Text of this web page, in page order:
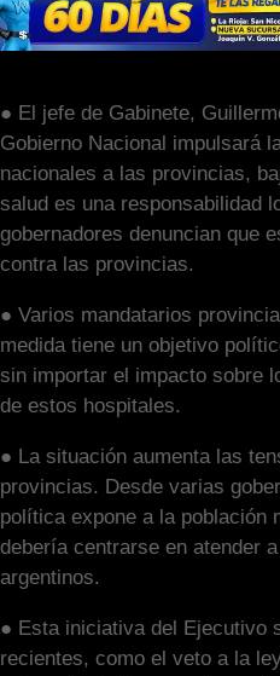
● El jefe de Gabinete,
Gobierno Nacional impulsará
nacionales a las provincias,
salud es una responsabilidad
gobernadores denuncian que
contra las provincias.
● Varios mandatarios
medida tiene un objetivo
sin importar el impacto sobre
de estos hospitales.
● La situación aumenta las
provincias. Desde varias
política expone a la población
debería centrarse en atender
argentinos.
● Esta iniciativa del Ejecutivo
recientes, como el veto a la